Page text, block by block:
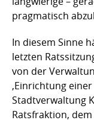
pragmatisch
In diesem Sinne
letzten
von der
‚Einrichtung
Stadtverwaltung
Ratsfraktion,